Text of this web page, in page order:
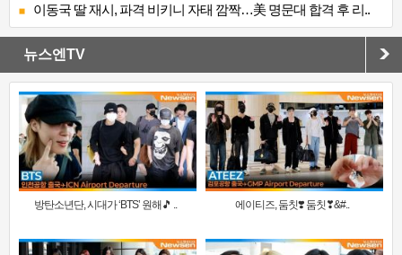
이동국 딸 재시, 파격 비키니 자태 깜짝…美 명문대 합격 후 리..
뉴스엔TV
방탄소년단, 시대가 ‘BTS’ 원해🎵 .. 에이티즈, 둠칫❣️ 둠칫❣&#..